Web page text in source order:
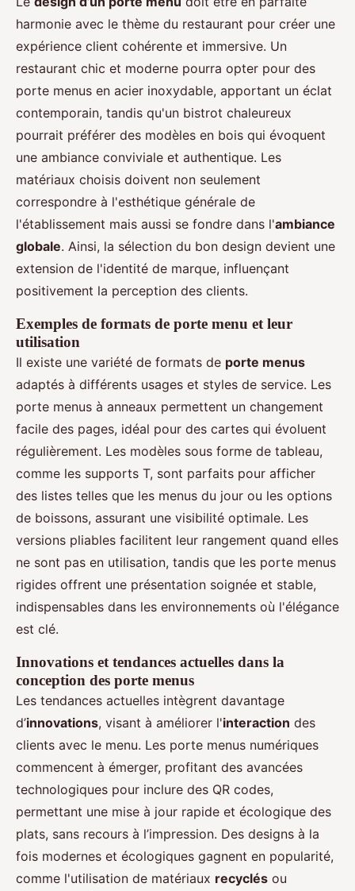
harmonie avec le thème du restaurant pour créer une
expérience client cohérente et immersive. Un
restaurant chic et moderne pourra opter pour des
porte menus en acier inoxydable, apportant un éclat
contemporain, tandis qu'un bistrot chaleureux
pourrait préférer des modèles en bois qui évoquent
une ambiance conviviale et authentique. Les
matériaux choisis doivent non seulement
correspondre à l'esthétique générale de
l'établissement mais aussi se fondre dans l'ambiance
globale. Ainsi, la sélection du bon design devient une
extension de l'identité de marque, influençant
positivement la perception des clients.
Exemples de formats de porte menu et leur
utilisation
Il existe une variété de formats de porte menus
adaptés à différents usages et styles de service. Les
porte menus à anneaux permettent un changement
facile des pages, idéal pour des cartes qui évoluent
régulièrement. Les modèles sous forme de tableau,
comme les supports T, sont parfaits pour afficher
des listes telles que les menus du jour ou les options
de boissons, assurant une visibilité optimale. Les
versions pliables facilitent leur rangement quand elles
ne sont pas en utilisation, tandis que les porte menus
rigides offrent une présentation soignée et stable,
indispensables dans les environnements où l'élégance
est clé.
Innovations et tendances actuelles dans la
conception des porte menus
Les tendances actuelles intègrent davantage
d’innovations, visant à améliorer l'interaction des
clients avec le menu. Les porte menus numériques
commencent à émerger, profitant des avancées
technologiques pour inclure des QR codes,
permettant une mise à jour rapide et écologique des
plats, sans recours à l’impression. Des designs à la
fois modernes et écologiques gagnent en popularité,
comme l'utilisation de matériaux recyclés ou